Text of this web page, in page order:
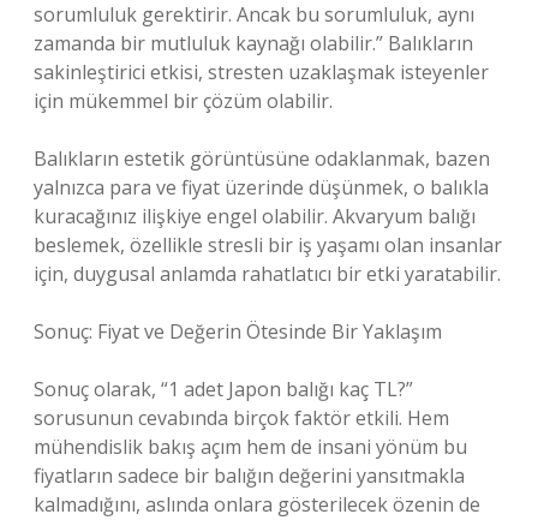
sorumluluk gerektirir. Ancak bu sorumluluk, aynı
zamanda bir mutluluk kaynağı olabilir.” Balıkların
sakinleştirici etkisi, stresten uzaklaşmak isteyenler
için mükemmel bir çözüm olabilir.
Balıkların estetik görüntüsüne odaklanmak, bazen
yalnızca para ve fiyat üzerinde düşünmek, o balıkla
kuracağınız ilişkiye engel olabilir. Akvaryum balığı
beslemek, özellikle stresli bir iş yaşamı olan insanlar
için, duygusal anlamda rahatlatıcı bir etki yaratabilir.
Sonuç: Fiyat ve Değerin Ötesinde Bir Yaklaşım
Sonuç olarak, “1 adet Japon balığı kaç TL?”
sorusunun cevabında birçok faktör etkili. Hem
mühendislik bakış açım hem de insani yönüm bu
fiyatların sadece bir balığın değerini yansıtmakla
kalmadığını, aslında onlara gösterilecek özenin de